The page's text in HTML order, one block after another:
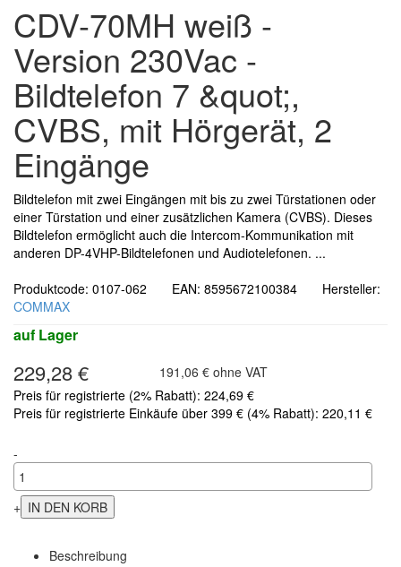
CDV-70MH weiß -
Version 230Vac -
Bildtelefon 7 &quot;,
CVBS, mit Hörgerät, 2
Eingänge
Bildtelefon mit zwei Eingängen mit bis zu zwei Türstationen oder
einer Türstation und einer zusätzlichen Kamera (CVBS). Dieses
Bildtelefon ermöglicht auch die Intercom-Kommunikation mit
anderen DP-4VHP-Bildtelefonen und Audiotelefonen. ...
Produktcode: 0107-062 EAN: 8595672100384 Hersteller:
COMMAX
auf Lager
229,28 €
191,06 € ohne VAT
Preis für registrierte (2% Rabatt): 224,69 €
Preis für registrierte Einkäufe über 399 € (4% Rabatt): 220,11 €
-
+
Beschreibung